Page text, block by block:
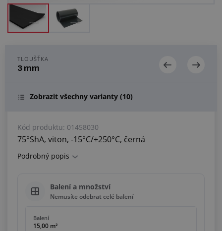
TLOUŠŤKA
3 mm
Zobrazit všechny varianty (10)
Kód produktu: 01458030
75°ShA, viton, -15°C/+250°C, černá
Podrobný popis
Balení a množství
Nemusíte odebrat celé balení
Balení
15,00 m²